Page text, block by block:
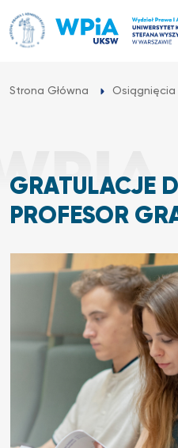
do
treści
Strona Główna Osiągnięcia
GRATULACJE
PROFESOR